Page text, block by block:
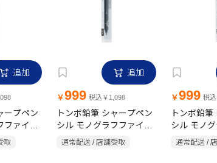
追加
ープペン
ァイン
取
追加
￥999 税込￥1,098
トンボ鉛筆 シャープペン
シル モノグラフファイン
0.3mm ブラック
通常配送 / 店舗受取
￥999 税
トンボ鉛
シル モノグ
0.5mm シ
通常配送 /